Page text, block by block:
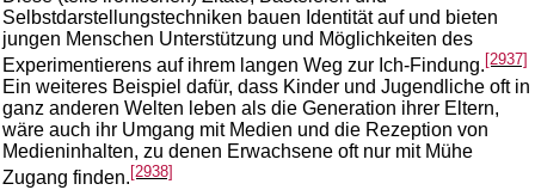
Selbstdarstellungstechniken bauen Identität auf und bieten
jungen Menschen Unterstützung und Möglichkeiten des
Experimentierens auf ihrem langen Weg zur Ich-Findung.[2937]
Ein weiteres Beispiel dafür, dass Kinder und Jugendliche oft in
ganz anderen Welten leben als die Generation ihrer Eltern,
wäre auch ihr Umgang mit Medien und die Rezeption von
Medieninhalten, zu denen Erwachsene oft nur mit Mühe
Zugang finden. [2938]